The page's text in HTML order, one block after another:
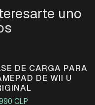
uno
DE CARGA PARA
DE WII U
CLP